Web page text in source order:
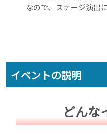
なので、ステージ演出
イベントの説明
どんな